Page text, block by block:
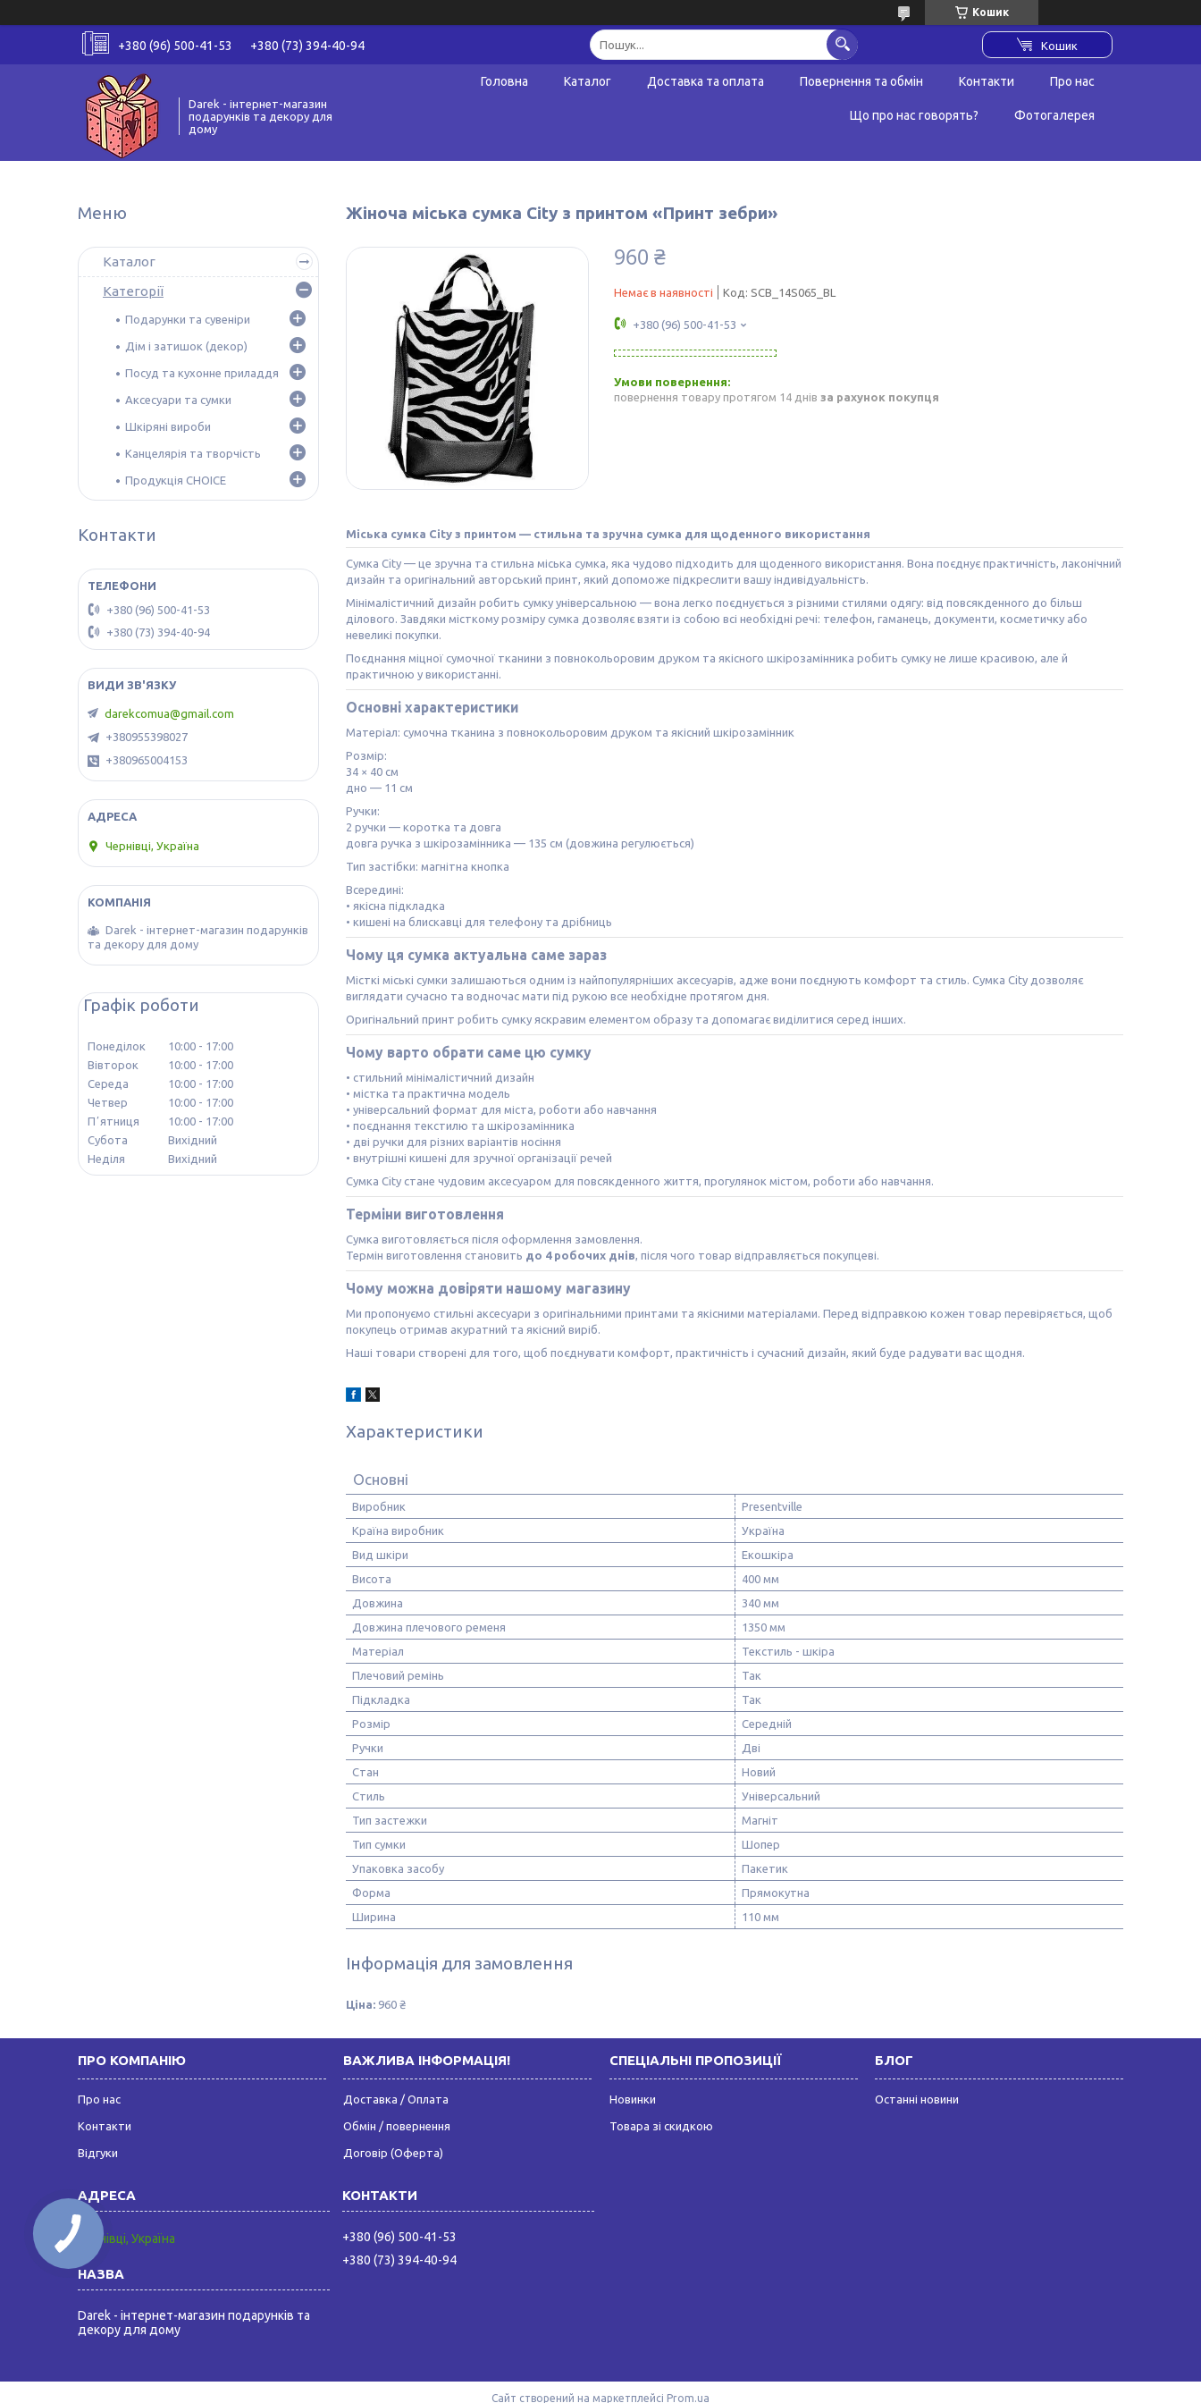
Кошик
+380 (96) 500-41-53 +380 (73) 394-40-94 Кошик
Darek - інтернет-магазин
подарунків та декору для
дому
Головна Каталог Доставка та оплата Повернення та обмін Контакти Про нас
Що про нас говорять? Фотогалерея
Жіноча міська сумка City з принтом «Принт зебри»
960 ₴
Немає в наявності Код: SCB_14S065_BL
+380 (96) 500-41-53
повернення товару протягом 14 днів за рахунок покупця
Міська сумка City з принтом — стильна та зручна сумка для щоденного використання
Сумка City — це зручна та стильна міська сумка, яка чудово підходить для щоденного використання. Вона поєднує практичність, лаконічний
дизайн та оригінальний авторський принт, який допоможе підкреслити вашу індивідуальність.
Мінімалістичний дизайн робить сумку універсальною — вона легко поєднується з різними стилями одягу: від повсякденного до більш
ділового. Завдяки місткому розміру сумка дозволяє взяти із собою всі необхідні речі: телефон, гаманець, документи, косметичку або
невеликі покупки.
Поєднання міцної сумочної тканини з повнокольоровим друком та якісного шкірозамінника робить сумку не лише красивою, але й
практичною у використанні.
Основні характеристики
Матеріал: сумочна тканина з повнокольоровим друком та якісний шкірозамінник
Розмір:
34 × 40 см
дно — 11 см
Ручки:
2 ручки — коротка та довга
довга ручка з шкірозамінника — 135 см (довжина регулюється)
Тип застібки: магнітна кнопка
Всередині:
• якісна підкладка
• кишені на блискавці для телефону та дрібниць
Чому ця сумка актуальна саме зараз
Місткі міські сумки залишаються одним із найпопулярніших аксесуарів, адже вони поєднують комфорт та стиль. Сумка City дозволяє
виглядати сучасно та водночас мати під рукою все необхідне протягом дня.
Оригінальний принт робить сумку яскравим елементом образу та допомагає виділитися серед інших.
Чому варто обрати саме цю сумку
• стильний мінімалістичний дизайн
• містка та практична модель
• універсальний формат для міста, роботи або навчання
• поєднання текстилю та шкірозамінника
• дві ручки для різних варіантів носіння
• внутрішні кишені для зручної організації речей
Сумка City стане чудовим аксесуаром для повсякденного життя, прогулянок містом, роботи або навчання.
Терміни виготовлення
Сумка виготовляється після оформлення замовлення.
Термін виготовлення становить до 4 робочих днів, після чого товар відправляється покупцеві.
Чому можна довіряти нашому магазину
Ми пропонуємо стильні аксесуари з оригінальними принтами та якісними матеріалами. Перед відправкою кожен товар перевіряється, щоб
покупець отримав акуратний та якісний виріб.
Наші товари створені для того, щоб поєднувати комфорт, практичність і сучасний дизайн, який буде радувати вас щодня.
Характеристики
Основні
Виробник
Presentville
Країна виробник
Україна
Вид шкіри
Екошкіра
Висота
400 мм
Довжина
340 мм
Довжина плечового ременя
1350 мм
Матеріал
Текстиль - шкіра
Плечовий ремінь
Так
Підкладка
Так
Розмір
Середній
Ручки
Дві
Стан
Новий
Стиль
Універсальний
Тип застежки
Магніт
Тип сумки
Шопер
Упаковка засобу
Пакетик
Форма
Прямокутна
Ширина
110 мм
Інформація для замовлення
Ціна: 960 ₴
Каталог
Категорії
Подарунки та сувеніри
Дім і затишок (декор)
Посуд та кухонне приладдя
Аксесуари та сумки
Шкіряні вироби
Канцелярія та творчість
Продукція CHOICE
Контакти
+380 (96) 500-41-53
+380 (73) 394-40-94
darekcomua@gmail.com
+380955398027
+380965004153
Чернівці, Україна
Darek - інтернет-магазин подарунків
та декору для дому
Графік роботи
Понеділок 10:00
17:00
Вівторок
10:00
17:00
Середа
10:00
17:00
Четвер
10:00
17:00
Пʼятниця
10:00
17:00
Субота
Вихідний
Неділя
Вихідний
ПРО КОМПАНІЮ
Про нас
Контакти
Відгуки
ВАЖЛИВА ІНФОРМАЦІЯ!
Доставка / Оплата
Обмін / повернення
Договір (Оферта)
СПЕЦІАЛЬНІ ПРОПОЗИЦІЇ
Новинки
Товара зі скидкою
БЛОГ
Останні новини
Чернівці, Україна
Darek - інтернет-магазин подарунків та
декору для дому
+380 (96) 500-41-53
+380 (73) 394-40-94
Сайт створений на маркетплейсі Prom.ua